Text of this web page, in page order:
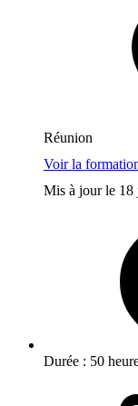
Réunion
Voir la
Mis à jour le 18
Durée : 50